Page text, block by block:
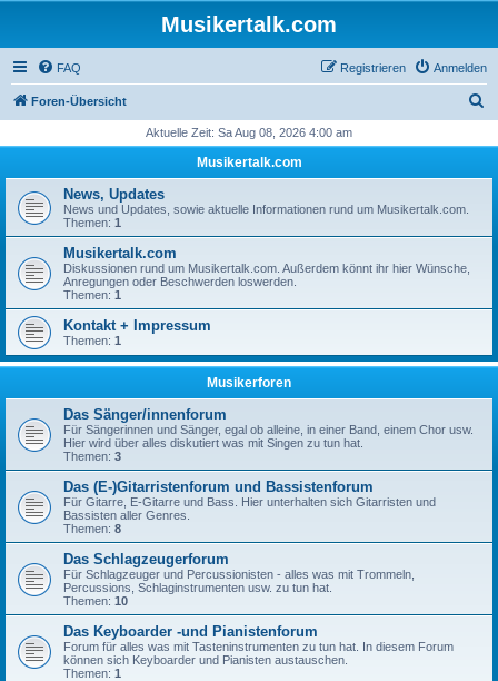
Musikertalk.com
FAQ Anmelden
Registrieren
Foren-Übersicht
h
Aktuelle Zeit: Sa Aug 08, 2026 4:00 am
Musikertalk.com
News, Updates
News und Updates, sowie aktuelle Informationen rund um Musikertalk.com.
Themen: 1
Musikertalk.com
Diskussionen rund um Musikertalk.com. Außerdem könnt ihr hier Wünsche,
Anregungen oder Beschwerden loswerden.
Themen: 1
Kontakt + Impressum
Themen: 1
Musikerforen
Das Sänger/innenforum
Für Sängerinnen und Sänger, egal ob alleine, in einer Band, einem Chor usw.
Hier wird über alles diskutiert was mit Singen zu tun hat.
Themen: 3
Das (E-)Gitarristenforum und Bassistenforum
Für Gitarre, E-Gitarre und Bass. Hier unterhalten sich Gitarristen und
Bassisten aller Genres.
Themen: 8
Das Schlagzeugerforum
Für Schlagzeuger und Percussionisten - alles was mit Trommeln,
Percussions, Schlaginstrumenten usw. zu tun hat.
Themen: 10
Das Keyboarder -und Pianistenforum
Forum für alles was mit Tasteninstrumenten zu tun hat. In diesem Forum
können sich Keyboarder und Pianisten austauschen.
Themen: 1